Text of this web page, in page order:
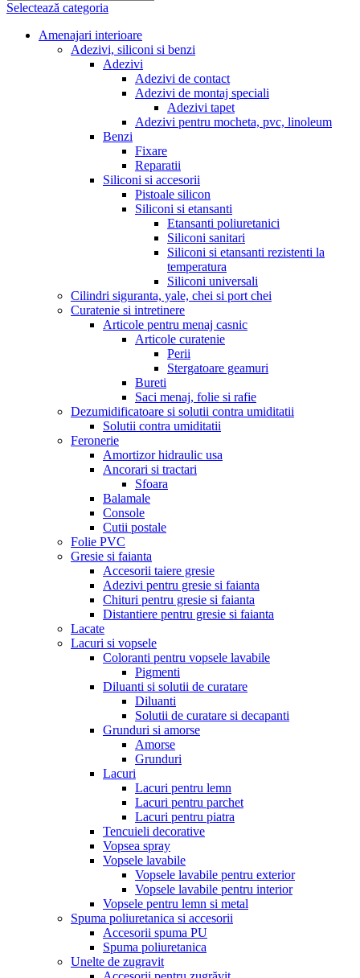
Selectează categoria
Amenajari interioare
Adezivi, siliconi si benzi
Adezivi
Adezivi de contact
Adezivi de montaj speciali
Adezivi tapet
Adezivi pentru mocheta, pvc, linoleum
Benzi
Fixare
Reparatii
Siliconi si accesorii
Pistoale silicon
Siliconi si etansanti
Etansanti poliuretanici
Siliconi sanitari
Siliconi si etansanti rezistenti la
temperatura
Siliconi universali
Cilindri siguranta, yale, chei si port chei
Curatenie si intretinere
Articole pentru menaj casnic
Articole curatenie
Perii
Stergatoare geamuri
Bureti
Saci menaj, folie si rafie
Dezumidificatoare si solutii contra umiditatii
Solutii contra umiditatii
Feronerie
Amortizor hidraulic usa
Ancorari si tractari
Sfoara
Balamale
Console
Cutii postale
Folie PVC
Gresie si faianta
Accesorii taiere gresie
Adezivi pentru gresie si faianta
Chituri pentru gresie si faianta
Distantiere pentru gresie si faianta
Lacate
Lacuri si vopsele
Coloranti pentru vopsele lavabile
Pigmenti
Diluanti si solutii de curatare
Diluanti
Solutii de curatare si decapanti
Grunduri si amorse
Amorse
Grunduri
Lacuri
Lacuri pentru lemn
Lacuri pentru parchet
Lacuri pentru piatra
Tencuieli decorative
Vopsea spray
Vopsele lavabile
Vopsele lavabile pentru exterior
Vopsele lavabile pentru interior
Vopsele pentru lemn si metal
Spuma poliuretanica si accesorii
Accesorii spuma PU
Spuma poliuretanica
Unelte de zugravit